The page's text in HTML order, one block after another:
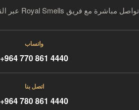
تواصل مباشرة مع فريق Royal Smells عبر القناة التي تناسبك.
واتساب
+964 770 861 4440
اتصل بنا
+964 780 861 4440